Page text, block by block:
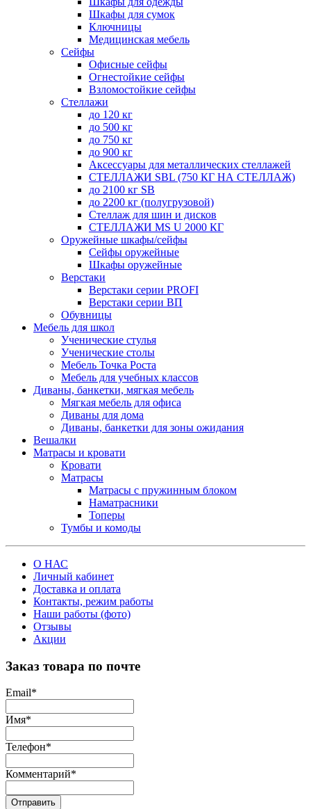
Шкафы для сумок
Ключницы
Медицинская мебель
Сейфы
Офисные сейфы
Огнестойкие сейфы
Взломостойкие сейфы
Стеллажи
до 120 кг
до 500 кг
до 750 кг
до 900 кг
Аксессуары для металлических стеллажей
СТЕЛЛАЖИ SBL (750 КГ НА СТЕЛЛАЖ)
до 2100 кг SB
до 2200 кг (полугрузовой)
Стеллаж для шин и дисков
СТЕЛЛАЖИ MS U 2000 КГ
Оружейные шкафы/сейфы
Сейфы оружейные
Шкафы оружейные
Верстаки
Верстаки серии PROFI
Верстаки серии ВП
Обувницы
Мебель для школ
Ученические стулья
Ученические столы
Мебель Точка Роста
Мебель для учебных классов
Диваны, банкетки, мягкая мебель
Мягкая мебель для офиса
Диваны для дома
Диваны, банкетки для зоны ожидания
Вешалки
Матрасы и кровати
Кровати
Матрасы
Матрасы с пружинным блоком
Наматрасники
Топеры
Тумбы и комоды
О НАС
Личный кабинет
Доставка и оплата
Контакты, режим работы
Наши работы (фото)
Отзывы
Акции
Заказ товара по почте
Email*
Имя*
Телефон*
Комментарий*
Отправить